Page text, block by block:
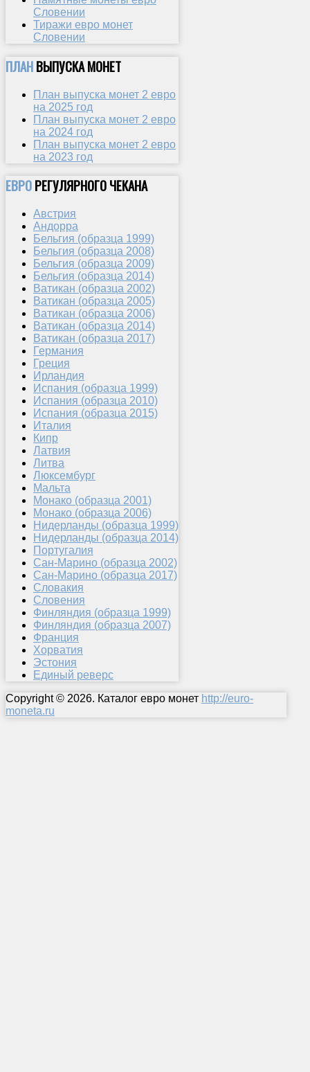
Словении
Тиражи евро монет
Словении
ПЛАНВЫПУСКА МОНЕТ
План выпуска монет 2 евро
на 2025 год
План выпуска монет 2 евро
на 2024 год
План выпуска монет 2 евро
на 2023 год
ЕВРОРЕГУЛЯРНОГО ЧЕКАНА
Австрия
Андорра
Бельгия (образца 1999)
Бельгия (образца 2008)
Бельгия (образца 2009)
Бельгия (образца 2014)
Ватикан (образца 2002)
Ватикан (образца 2005)
Ватикан (образца 2006)
Ватикан (образца 2014)
Ватикан (образца 2017)
Германия
Греция
Ирландия
Испания (образца 1999)
Испания (образца 2010)
Испания (образца 2015)
Италия
Кипр
Латвия
Литва
Люксембург
Мальта
Монако (образца 2001)
Монако (образца 2006)
Нидерланды (образца 1999)
Нидерланды (образца 2014)
Португалия
Сан-Марино (образца 2002)
Сан-Марино (образца 2017)
Словакия
Словения
Финляндия (образца 1999)
Финляндия (образца 2007)
Франция
Хорватия
Эстония
Единый реверс
Copyright © 2026. Каталог евро монет http://euro-
moneta.ru